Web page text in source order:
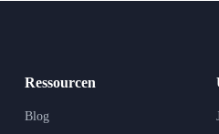
Ressourcen
Blog